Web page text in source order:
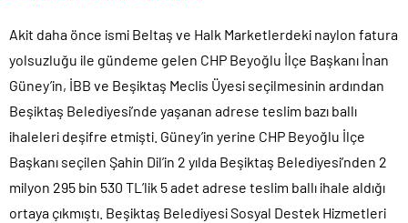
Akit daha önce ismi Beltaş ve Halk Marketlerdeki naylon fatura
yolsuzluğu ile gündeme gelen CHP Beyoğlu İlçe Başkanı İnan
Güney’in, İBB ve Beşiktaş Meclis Üyesi seçilmesinin ardından
Beşiktaş Belediyesi’nde yaşanan adrese teslim bazı ballı
ihaleleri deşifre etmişti. Güney’in yerine CHP Beyoğlu İlçe
Başkanı seçilen Şahin Dil’in 2 yılda Beşiktaş Belediyesi’nden 2
milyon 295 bin 530 TL’lik 5 adet adrese teslim ballı ihale aldığı
ortaya çıkmıştı. Beşiktaş Belediyesi Sosyal Destek Hizmetleri